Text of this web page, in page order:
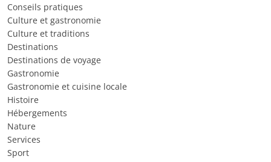
Conseils pratiques
Culture et gastronomie
Culture et traditions
Destinations
Destinations de voyage
Gastronomie
Gastronomie et cuisine locale
Histoire
Hébergements
Nature
Services
Sport